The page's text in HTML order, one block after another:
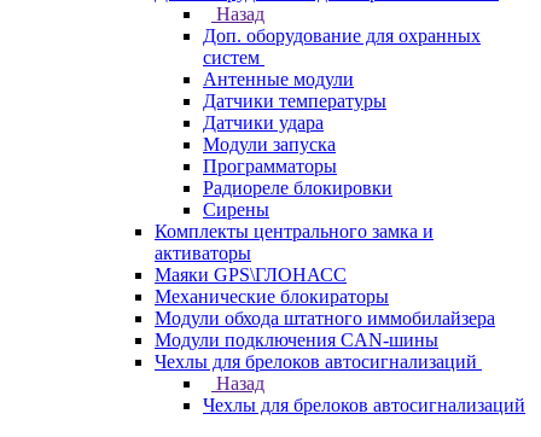
Назад
Доп. оборудование для охранных
систем
Антенные модули
Датчики температуры
Датчики удара
Модули запуска
Программаторы
Радиореле блокировки
Сирены
Комплекты центрального замка и
активаторы
Маяки GPS\ГЛОНАСС
Механические блокираторы
Модули обхода штатного иммобилайзера
Модули подключения CAN-шины
Чехлы для брелоков автосигнализаций
Назад
Чехлы для брелоков автосигнализаций